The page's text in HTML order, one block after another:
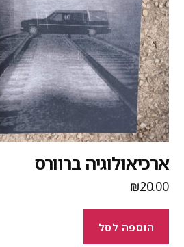
ברוורס
₪
הוספה לסל